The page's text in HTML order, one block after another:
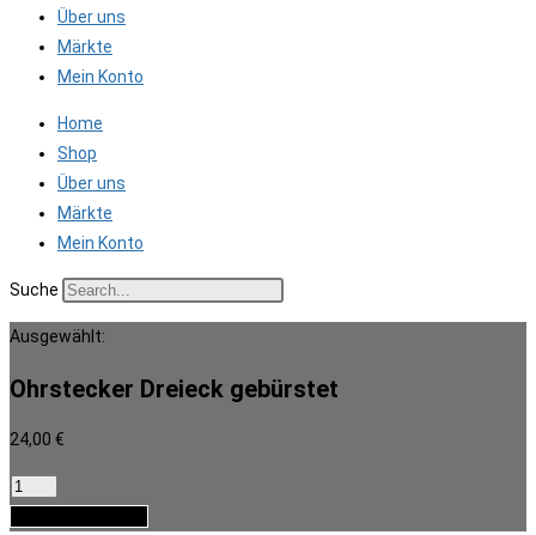
Über uns
Märkte
Mein Konto
Home
Shop
Über uns
Märkte
Mein Konto
Suche
Ausgewählt:
Ohrstecker Dreieck gebürstet
24,00 €
Ohrstecker